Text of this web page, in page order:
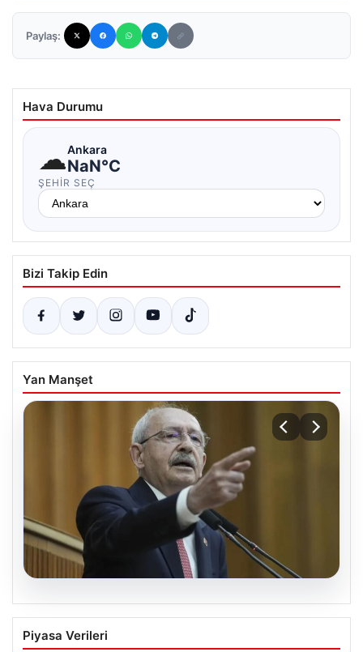
Paylaş:
Hava Durumu
☁Ankara
NaN°C
ŞEHIR SEÇ
Bizi Takip Edin
Yan Manşet
05.08.2026
Kılıçdaroğlu: Hesap sormaktan da
vermekten de çekinmeyiz
Piyasa Verileri